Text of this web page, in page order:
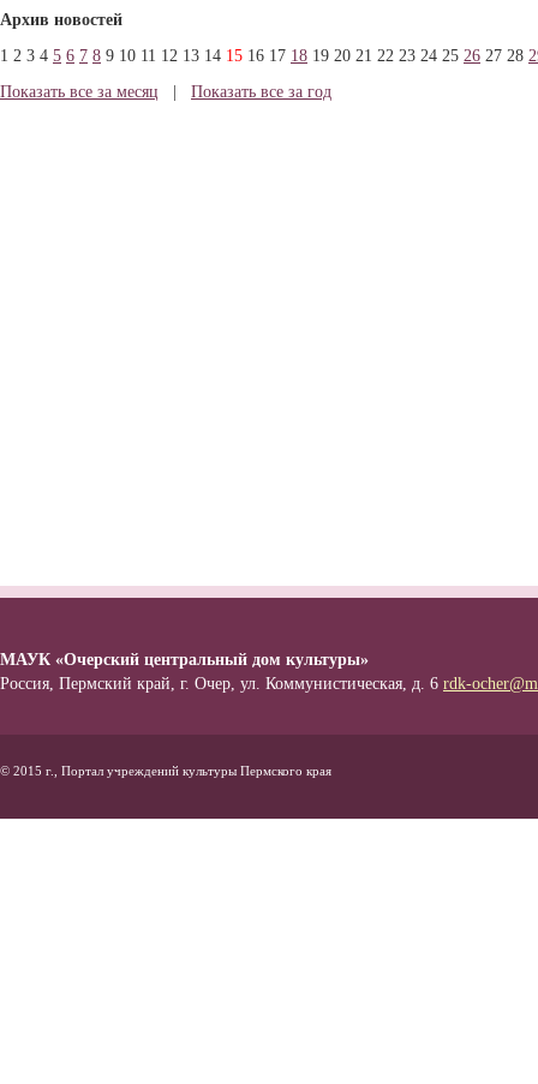
Архив новостей
1 2 3 4 5 6 7 8 9 10 11 12 13 14 15 16 17 18 19 20 21 22 23 24 25 26 27 28
Показать все за месяц
Показать все за год
МАУК «Очерский центральный дом культуры»
Россия, Пермский край, г. Очер, ул. Коммунистическая, д. 6 rdk-
© 2015 г., Портал учреждений культуры Пермского края